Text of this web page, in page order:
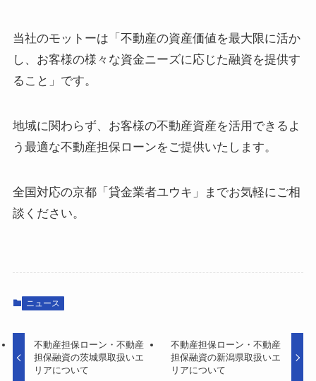
当社のモットーは「不動産の資産価値を最大限に活か
し、お客様の様々な資金ニーズに応じた融資を提供す
ること」です。
地域に関わらず、お客様の不動産資産を活用できるよ
う最適な不動産担保ローンをご提供いたします。
全国対応の京都「貸金業者ユウキ」までお気軽にご相
談ください。
ニュース
不動産担保ローン・不動産
担保融資の茨城県取扱いエ
リアについて
不動産担保ローン・不動産
担保融資の新潟県取扱いエ
リアについて